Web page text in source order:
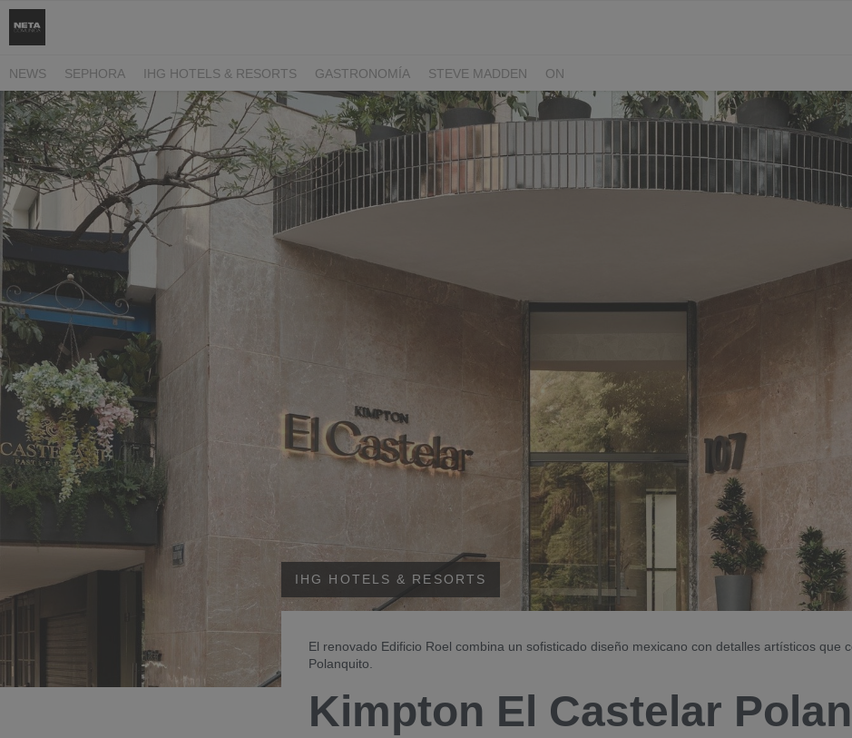
NEWS SEPHORA IHG HOTELS & RESORTS GASTRONOMÍA STEVE MADDEN ON
IHG HOTELS & RESORTS
El renovado Edificio Roel combina un sofisticado diseño mexicano con detalles artísticos que
Polanquito.
Kimpton El Castelar